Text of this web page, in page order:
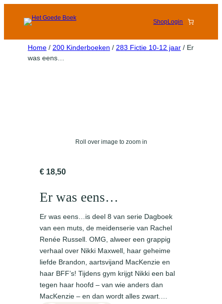
ShopLogin
Home / 200 Kinderboeken / 283 Fictie 10-12 jaar / Er
was eens…
Roll over image to zoom in
€ 18,50
Er was eens…
Er was eens…is deel 8 van serie Dagboek
van een muts, de meidenserie van Rachel
Renée Russell. OMG, alweer een grappig
verhaal over Nikki Maxwell, haar geheime
liefde Brandon, aartsvijand MacKenzie en
haar BFF’s! Tijdens gym krijgt Nikki een bal
tegen haar hoofd – van wie anders dan
MacKenzie – en dan wordt alles zwart.…